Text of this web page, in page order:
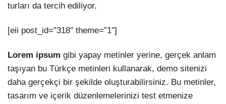
turları da tercih ediliyor.
[eii post_id=”318″ theme=”1″]
Lorem ipsum gibi yapay metinler yerine, gerçek anlam
taşıyan bu Türkçe metinleri kullanarak, demo sitenizi
daha gerçekçi bir şekilde oluşturabilirsiniz. Bu metinler,
tasarım ve içerik düzenlemelerinizi test etmenize